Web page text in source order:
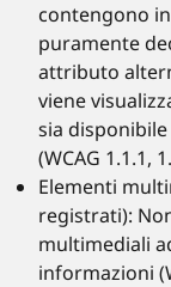
contengono
puramente
attributo
viene
sia
(WCAG 1.1.1,
Elementi
registrati):
multimediali
informazioni